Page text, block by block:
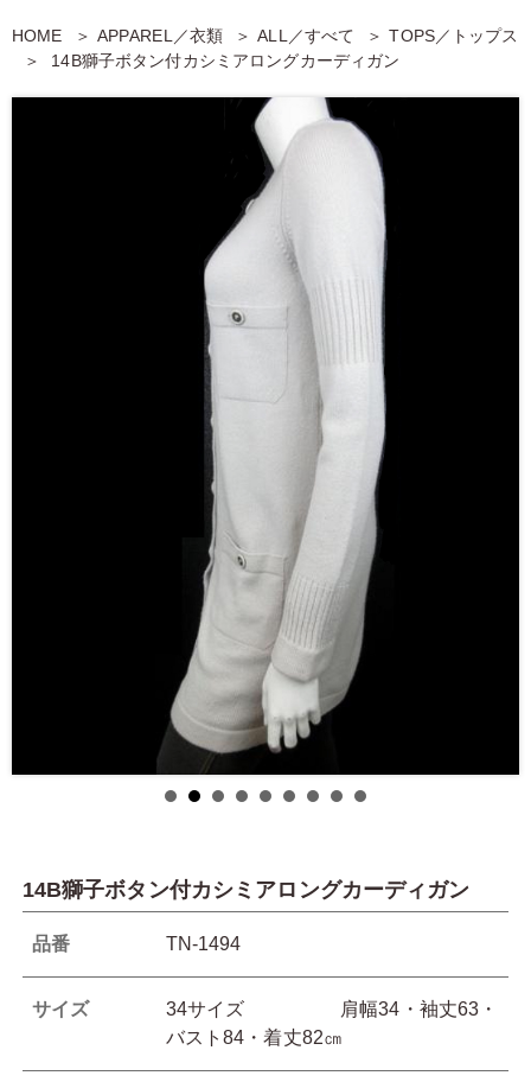
HOME APPAREL／衣類 ALL／すべて
TOPS／トップス
14B獅子ボタン付カシミアロングカーディガン
14B獅子ボタン付カシミアロングカーディガン
品番 TN-1494
サイズ
34サイズ 肩幅34・袖丈63・
バスト84・着丈82㎝